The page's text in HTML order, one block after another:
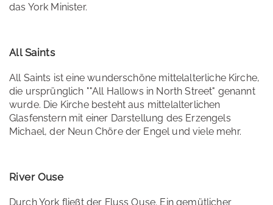
das York Minister.
All Saints
All Saints ist eine wunderschöne mittelalterliche Kirche,
die ursprünglich ""All Hallows in North Street" genannt
wurde. Die Kirche besteht aus mittelalterlichen
Glasfenstern mit einer Darstellung des Erzengels
Michael, der Neun Chöre der Engel und viele mehr.
River Ouse
Durch York fließt der Fluss Ouse. Ein gemütlicher